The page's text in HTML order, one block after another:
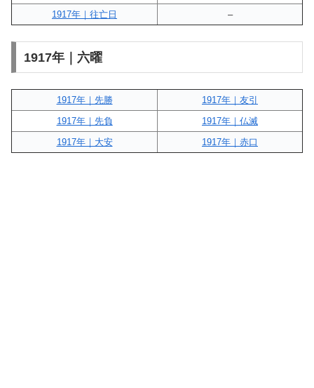
1917年｜往亡日
–
1917年｜六曜
1917年｜先勝
1917年｜友引
1917年｜先負
1917年｜仏滅
1917年｜大安
1917年｜赤口